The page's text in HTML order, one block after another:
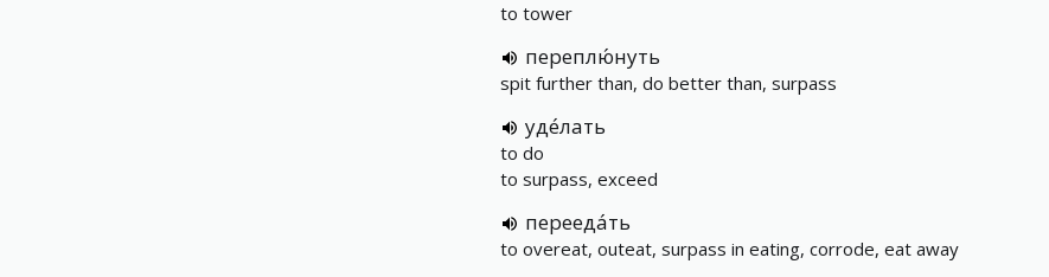
to tower
переплю́нуть
spit further than, do better than, surpass
уде́лать
to do
to surpass, exceed
перееда́ть
to overeat, outeat, surpass in eating, corrode, eat away